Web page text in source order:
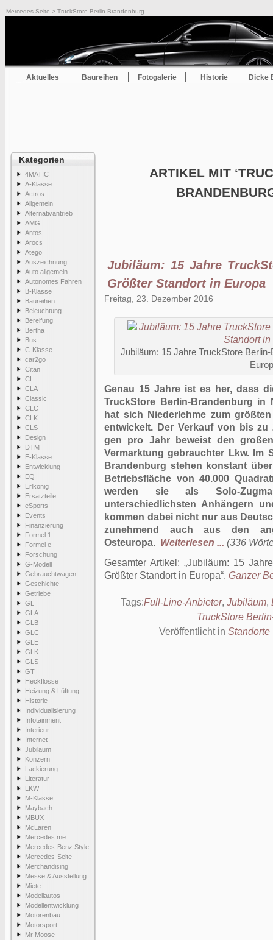
Mercedes-Seite > TruckStore Berlin-Brandenburg
Aktuelles Baureihen Fotogalerie Historie Dicke
Kategorien
4MATIC
A-Klasse
Actros
Allgemein
Alternativantrieb
AMG
Antos
Arocs
Atego
Auszeichnung
Auto allgemein
Autonomes Fahren
B-Klasse
Baureihen
Beleuchtung
Bereifung
Bertha
Bus
C-Klasse
car2go
Citan
CL
CLA
Classic
CLC
CLK
CLS
Design
DTM
E-Klasse
Entwicklung
EQ
Erlkönig
Ersatzteile
eSports
Events
Finanzierung
Formel 1
Formel e
Forschung
G-Modell
Gebrauchtwagen
Geschichte
Getriebe
GL
GLA
GLB
GLC
GLE
GLK
GLS
GT
Heckflosse
Heizung & Lüftung
Historie
Individualisierung
Infotainment
Interieur
Internet
Jubiläum
Konzern
Lackierung
Literatur
LKW
M-Klasse
Maybach
MBUX
McLaren
Mercedes me
Mercedes-Benz Style
Mercedes-Seite
Merchandising
Messe & Ausstellung
Miete
Modellautos
Modellentwicklung
Motorenbau
Motorsport
Mr Moose
ARTIKEL MIT
Jubiläum: 15 Jahre
Größter Standort in Europa
Freitag, 23. Dezember 2016
Jubiläum: 15 Jahre TruckStore
Genau 15 Jahre ist es her, dass
TruckStore Berlin-Brandenburg in
hat sich Niederlehme zum
entwickelt. Der Verkauf von bis
gen pro Jahr beweist den
Vermarktung gebrauchter Lkw. Im
Brandenburg stehen konstant
Betriebsfläche von 40.000
werden sie als Solo-
unterschiedlichsten Anhängern
kommen dabei nicht nur aus
zunehmend auch aus den
Osteuropa. Weiterlesen ... (336
Gesamter Artikel:
Jubiläum: 15
Größter Standort in Europa . Ganzer
Tags:Full-Line-Anbieter, Jubiläum,
TruckStore
Veröffentlicht in Standorte